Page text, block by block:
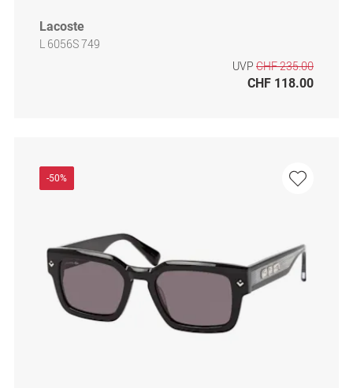
Lacoste
L 6056S 749
UVP CHF 235.00
CHF 118.00
-50%